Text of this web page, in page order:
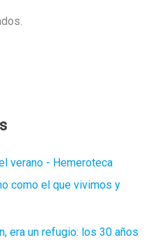
verano - Hemeroteca
como el que vivimos y
era un refugio: los 30 años